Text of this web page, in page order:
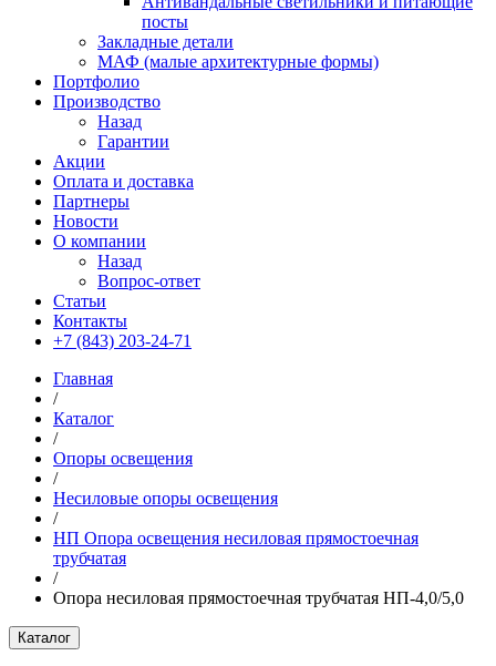
посты
Закладные детали
МАФ (малые архитектурные формы)
Портфолио
Производство
Назад
Гарантии
Акции
Оплата и доставка
Партнеры
Новости
О компании
Назад
Вопрос-ответ
Статьи
Контакты
+7 (843) 203-24-71
Главная
/
Каталог
/
Опоры освещения
/
Несиловые опоры освещения
/
НП Опора освещения несиловая прямостоечная
трубчатая
/
Опора несиловая прямостоечная трубчатая НП-4,0/5,0
Каталог